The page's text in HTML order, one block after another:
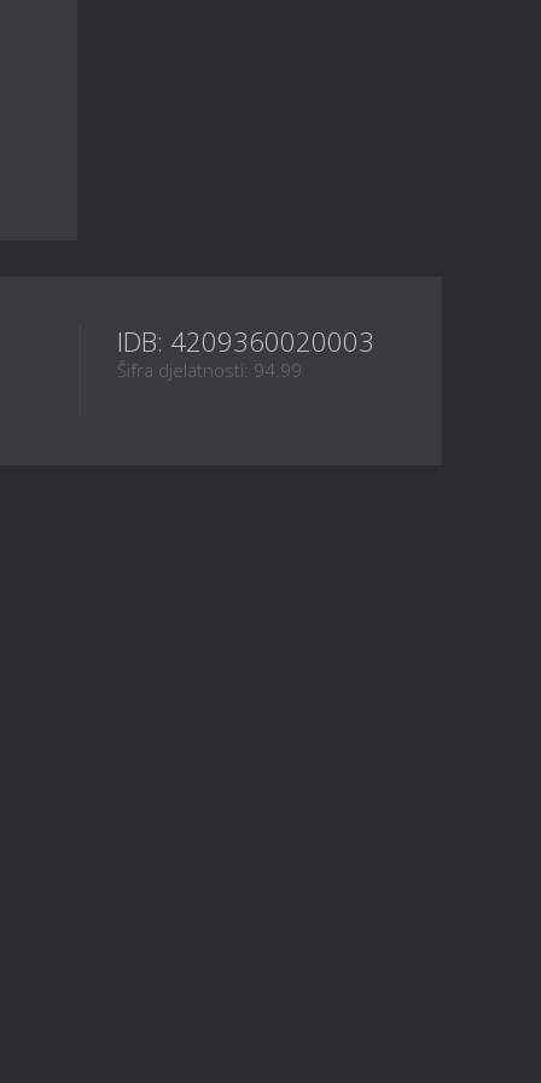
IDB: 4209360020003
Šifra djelatnosti: 94.99